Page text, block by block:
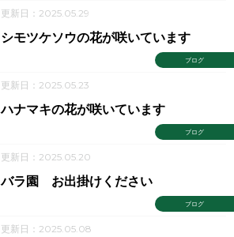
更新日：2025.05.29
ブログ
シモツケソウの花が咲いています
更新日：2025.05.23
ブログ
ハナマキの花が咲いています
更新日：2025.05.20
ブログ
バラ園 お出掛けください
更新日：2025.05.08